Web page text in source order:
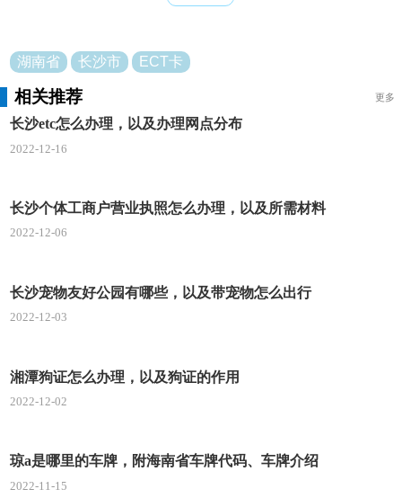
湖南省 长沙市 ECT卡
相关推荐 更多
长沙etc怎么办理，以及办理网点分布
2022-12-16
长沙个体工商户营业执照怎么办理，以及所需材料
2022-12-06
长沙宠物友好公园有哪些，以及带宠物怎么出行
2022-12-03
湘潭狗证怎么办理，以及狗证的作用
2022-12-02
琼a是哪里的车牌，附海南省车牌代码、车牌介绍
2022-11-15